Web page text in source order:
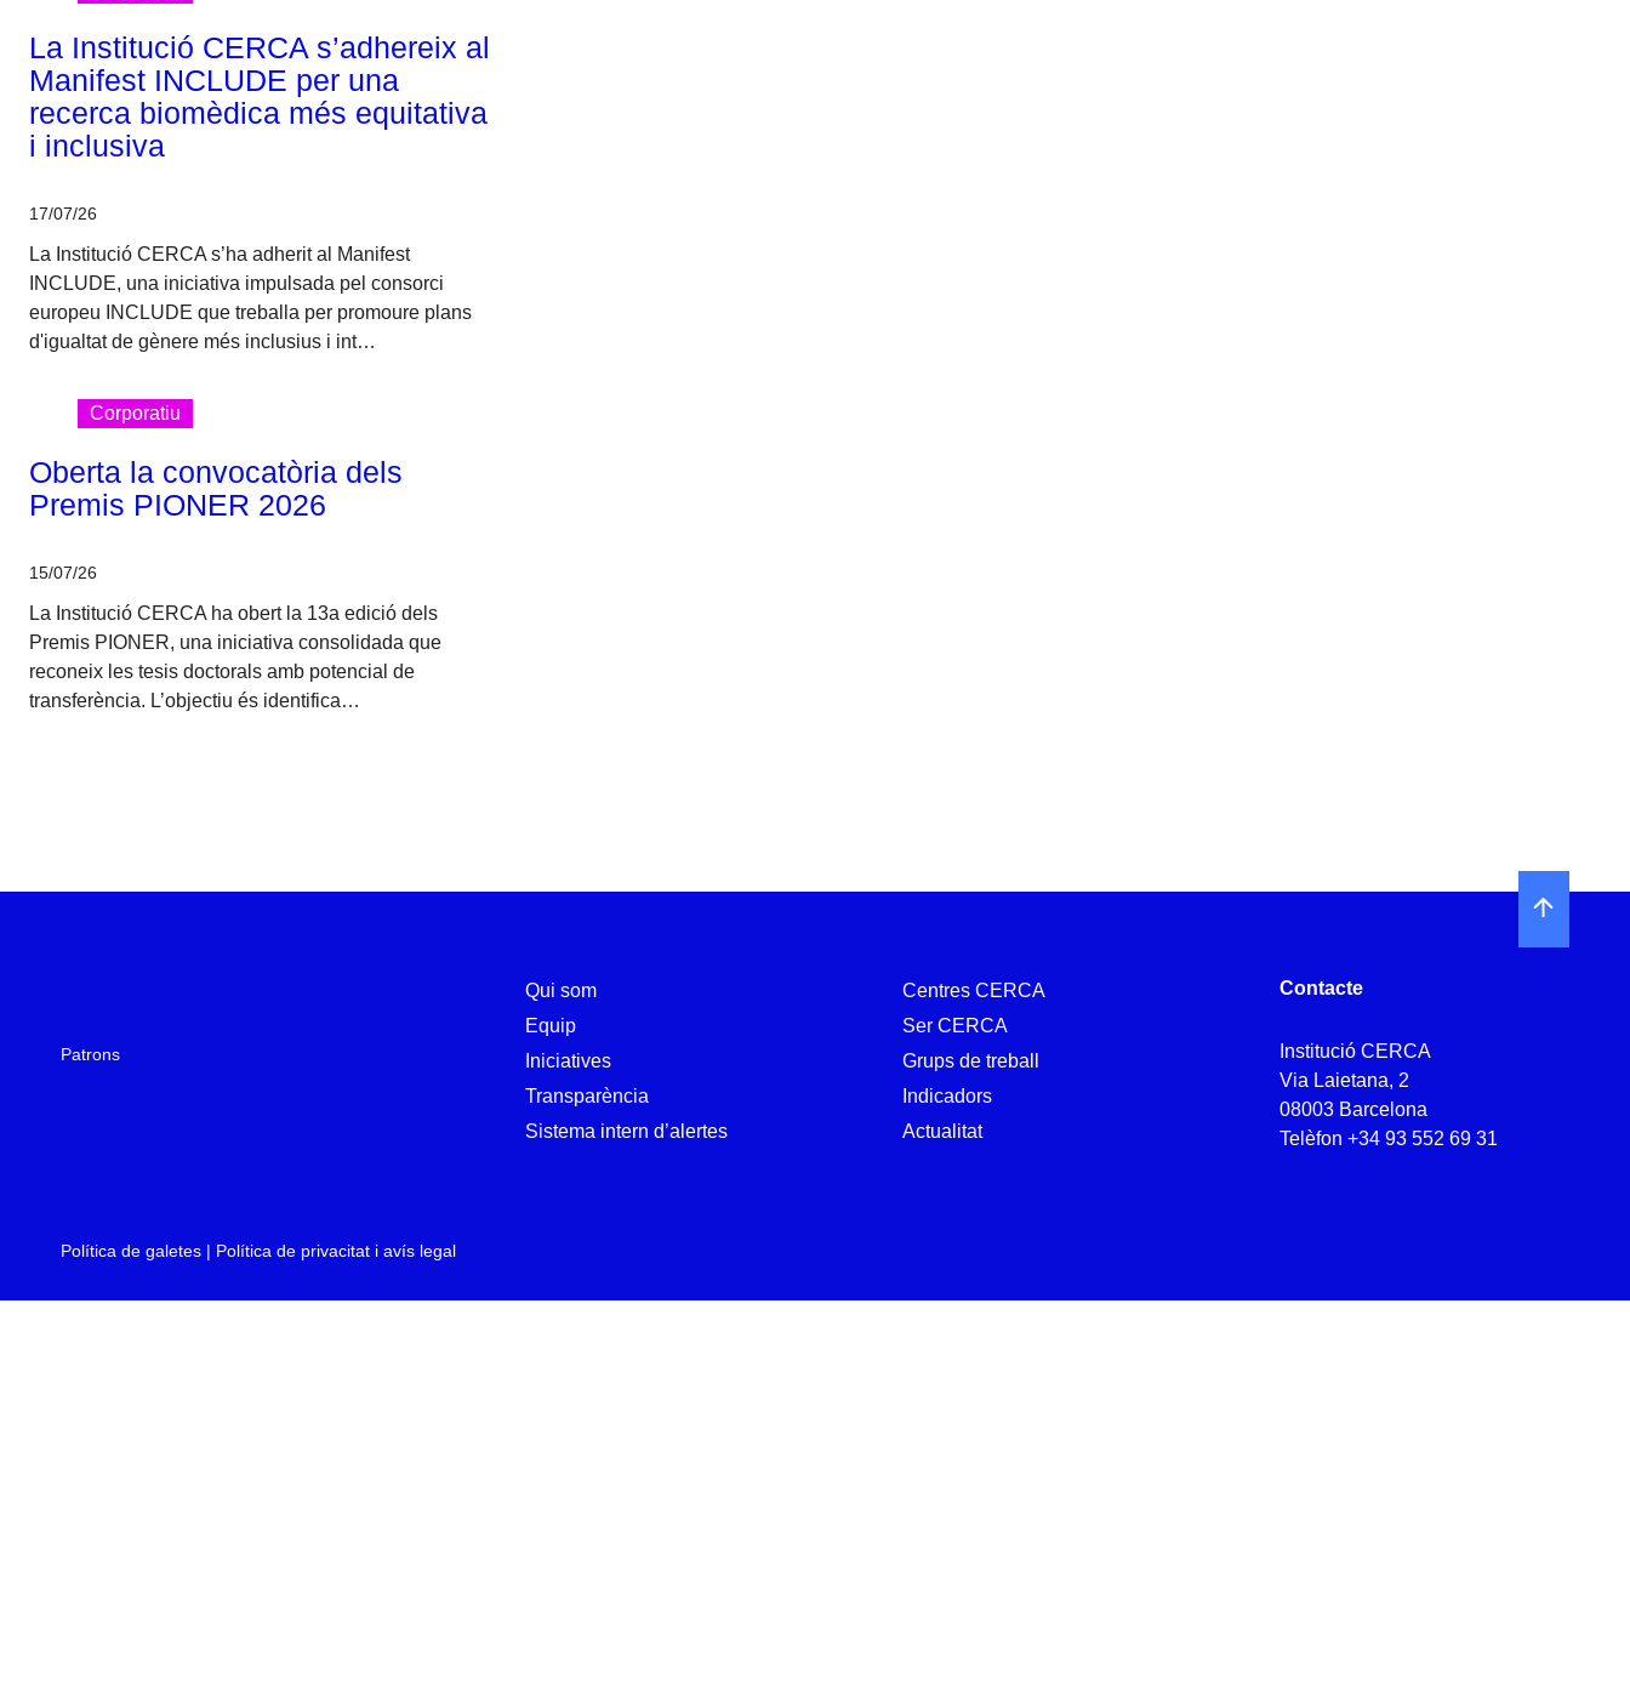
La Institució CERCA s’adhereix al
Manifest INCLUDE per una
recerca biomèdica més equitativa
i inclusiva
17/07/26
La Institució CERCA s’ha adherit al Manifest
INCLUDE, una iniciativa impulsada pel consorci
europeu INCLUDE que treballa per promoure plans
d'igualtat de gènere més inclusius i int…
Corporatiu
Oberta la convocatòria dels
Premis PIONER 2026
15/07/26
La Institució CERCA ha obert la 13a edició dels
Premis PIONER, una iniciativa consolidada que
reconeix les tesis doctorals amb potencial de
transferència. L’objectiu és identifica…
Patrons
Qui som
Equip
Iniciatives
Transparència
Sistema intern d’alertes
Centres CERCA
Ser CERCA
Grups de treball
Indicadors
Actualitat
Contacte
Institució CERCA
Via Laietana, 2
08003 Barcelona
Telèfon+34 93 552 69 31
Política de galetes | Política de privacitat i avís legal